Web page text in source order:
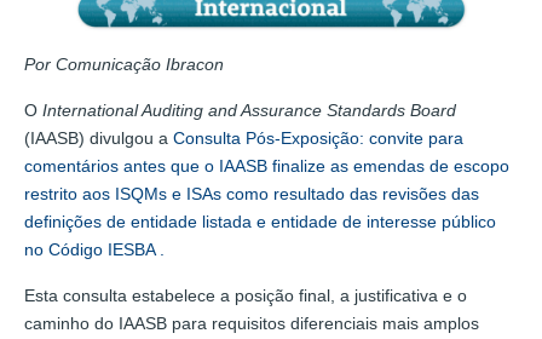
Por Comunicação Ibracon
O International Auditing and Assurance Standards Board
(IAASB) divulgou a Consulta Pós-Exposição: convite para
comentários antes que o IAASB finalize as emendas de escopo
restrito aos ISQMs e ISAs como resultado das revisões das
definições de entidade listada e entidade de interesse público
no Código IESBA .
Esta consulta estabelece a posição final, a justificativa e o
caminho do IAASB para requisitos diferenciais mais amplos